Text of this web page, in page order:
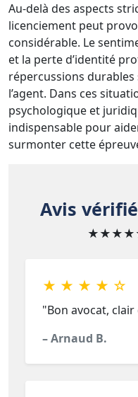
Au-delà des aspects
licenciement peut
considérable. Le
et la perte d’identité
répercussions
l’agent. Dans ces
psychologique et
indispensable pour
surmonter cette
Avis
★ ★ ★ ★ ☆
"Bon avocat,
– Arnaud B.